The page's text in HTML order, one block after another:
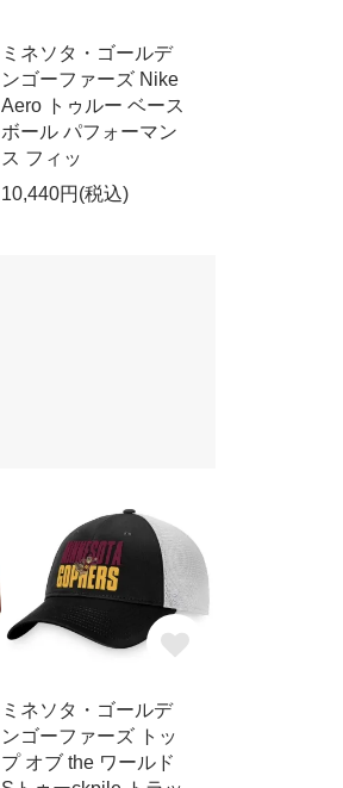
ミネソタ・ゴールデ
ンゴーファーズ Nike
Aero トゥルー ベース
ボール パフォーマン
ス フィッ
10,440円(税込)
ミネソタ・ゴールデ
ンゴーファーズ トッ
プ オブ the ワールド